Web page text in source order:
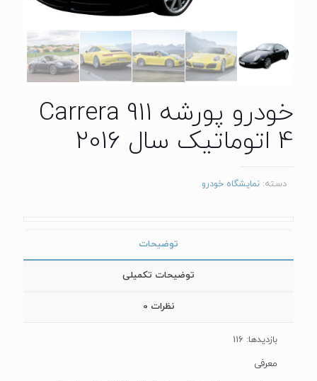
خودرو پورشه 911 Carrera
4 اتوماتیک سال 2016
دسته: نمایشگاه خودرو
توضیحات
توضیحات تکمیلی
نظرات 0
بازدیدها: 116
معرفی